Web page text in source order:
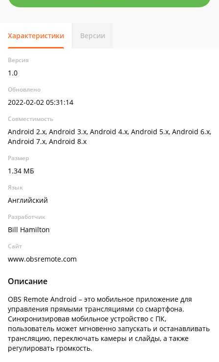
Характеристики Версии
Версия
1.0
Обновлено
2022-02-02 05:31:14
Совместимость
Android 2.x, Android 3.x, Android 4.x, Android 5.x, Android 6.x,
Android 7.x, Android 8.x
Размер
1.34 МБ
Язык
Английский
Разработчик
Bill Hamilton
Сайт
www.obsremote.com
Описание
OBS Remote Android – это мобильное приложение для
управления прямыми трансляциями со смартфона.
Синхронизировав мобильное устройство с ПК,
пользователь может мгновенно запускать и останавливать
трансляцию, переключать камеры и слайды, а также
регулировать громкость.